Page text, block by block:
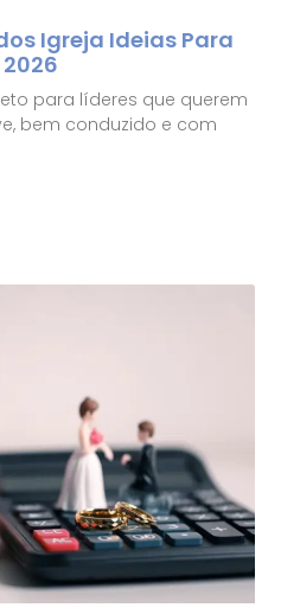
Igreja Ideias Para
para líderes que querem
bem conduzido e com